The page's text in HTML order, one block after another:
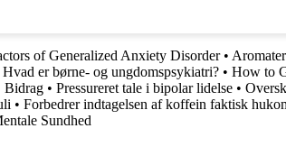
of Generalized Anxiety Disorder•
Hvad er børne- og ungdomspsykiatri? • How to
Bidrag • Pressureret tale i bipolar lidelse •
• Forbedrer indtagelsen af koffein faktisk
Sundhed